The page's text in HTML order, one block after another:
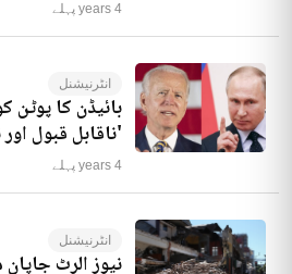
4 years پہلے
انٹرنیشنل
بائیڈن کا
'ناقابل قبول
4 years پہلے
انٹرنیشنل